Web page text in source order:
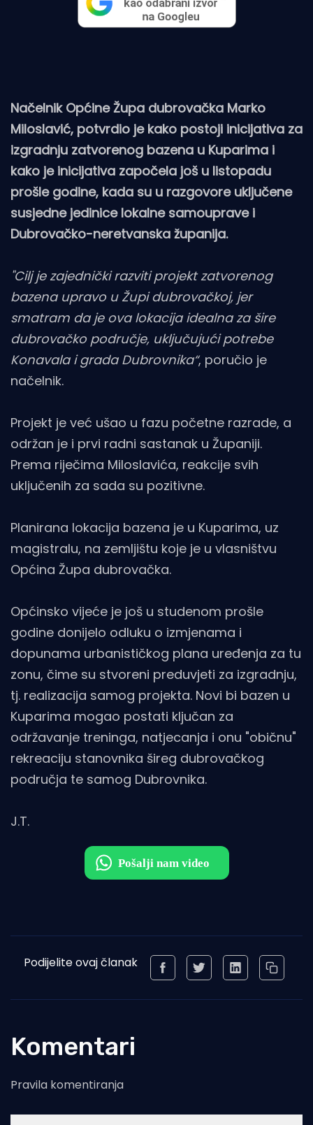
Načelnik Općine Župa dubrovačka Marko
Miloslavić, potvrdio je kako postoji inicijativa za
izgradnju zatvorenog bazena u Kuparima i
kako je inicijativa započela još u listopadu
prošle godine, kada su u razgovore uključene
susjedne jedinice lokalne samouprave i
Dubrovačko-neretvanska županija.
"Cilj je zajednički razviti projekt zatvorenog
bazena upravo u Župi dubrovačkoj, jer
smatram da je ova lokacija idealna za šire
dubrovačko područje, uključujući potrebe
Konavala i grada Dubrovnika“, poručio je
načelnik.
Projekt je već ušao u fazu početne razrade, a
održan je i prvi radni sastanak u Županiji.
Prema riječima Miloslavića, reakcije svih
uključenih za sada su pozitivne.
Planirana lokacija bazena je u Kuparima, uz
magistralu, na zemljištu koje je u vlasništvu
Općina Župa dubrovačka.
Općinsko vijeće je još u studenom prošle
godine donijelo odluku o izmjenama i
dopunama urbanističkog plana uređenja za tu
zonu, čime su stvoreni preduvjeti za izgradnju,
tj. realizacija samog projekta. Novi bi bazen u
Kuparima mogao postati ključan za
održavanje treninga, natjecanja i onu "običnu"
rekreaciju stanovnika šireg dubrovačkog
područja te samog Dubrovnika.
J.T.
Podijelite ovaj članak
Komentari
Pravila komentiranja